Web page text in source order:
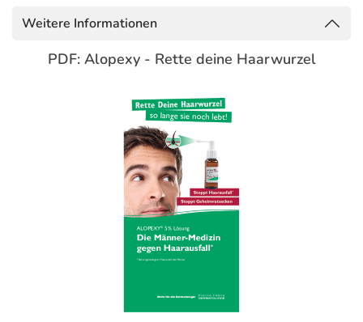
Sie Geduld. Haare wachsen nur circa 1 cm pro Monat und
dranbleiben lohnt sich!
Wie wirkt ALOPEXY® 5 %?
enthält in 5 %-iger Lösung den Wirkstoff
Minoxidil. Der Wirkmechanismus ist noch nicht
vollständig geklärt, belegt ist, dass durch das Auftragen
von Minoxidil auf der Kopfhaut sich sich die
Nährstoffversorgung des Haarfollikels verbessert und das
Haarwachstum stimuliert wird.
Studien zu Minoxidil und dem Haarzuwachs
Stärkeres Haar, stimmuliertes Wachstum mit 30 %
Weitere Informationen
PDF: Alopexy - Rette deine Haarwurzel